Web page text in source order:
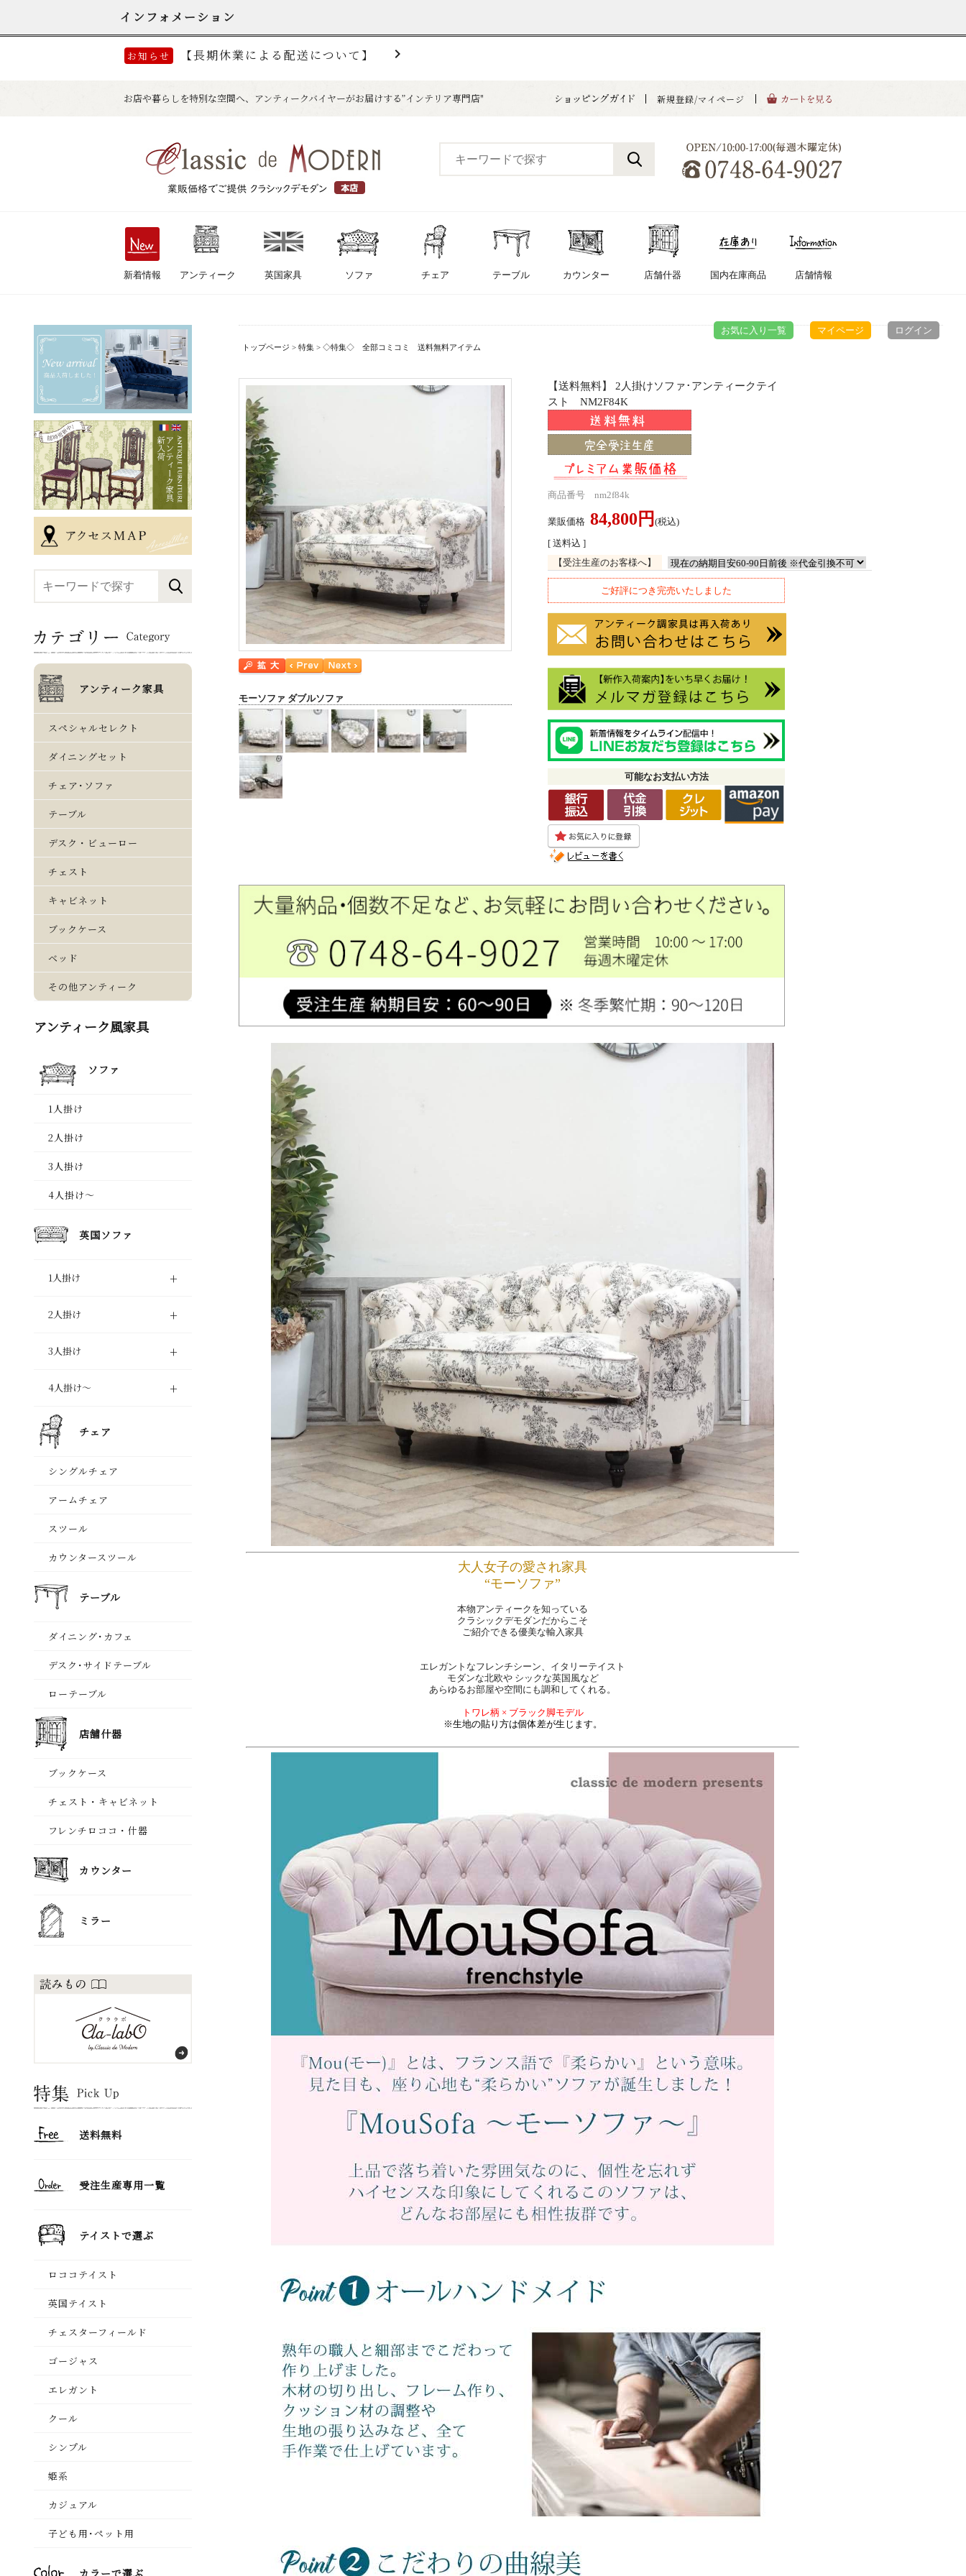
お気に入り一覧 マイページ ログイン
トップページ > 特集 > ◇特集◇ 全部コミコミ 送料無料アイテム
【送料無料】 2人掛けソファ･アンティークテイ
スト NM2F84K
商品番号 nm2f84k
業販価格 84,800円 (税込)
[ 送料込 ]
【受注生産のお客様へ】
ご好評につき完売いたしました
可能なお支払い方法
モーソファ ダブルソファ
大人女子の愛され家具
“モーソファ”
本物アンティークを知っている
クラシックデモダンだからこそ
ご紹介できる優美な輸入家具
エレガントなフレンチシーン、イタリーテイスト
モダンな北欧や シックな英国風など
あらゆるお部屋や空間にも調和してくれる。
トワレ柄 × ブラック脚モデル
※生地の貼り方は個体差が生じます。